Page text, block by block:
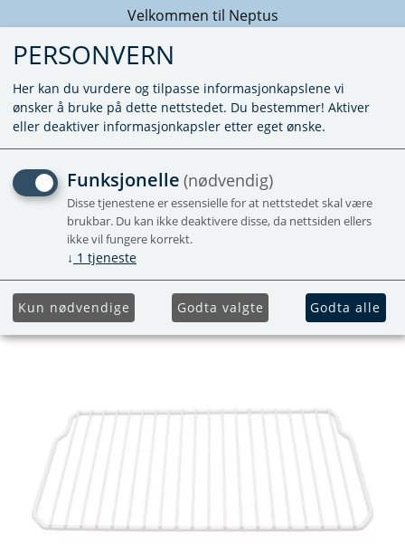
Velkommen til Neptus
SR SHELF SMALL 340X182
SERIEN
PERSONVERN
Her kan du vurdere og tilpasse informasjonkapslene vi
ønsker å bruke på dette nettstedet. Du bestemmer! Aktiver
eller deaktiver informasjonkapsler etter eget ønske.
Funksjonelle (nødvendig)
Disse tjenestene er essensielle for at nettstedet skal være
brukbar. Du kan ikke deaktivere disse, da nettsiden ellers
ikke vil fungere korrekt.
↓ 1 tjeneste
Kun nødvendige Godta valgte Godta alle